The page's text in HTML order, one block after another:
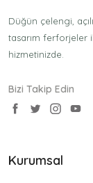
Düğün çelengi,
tasarım ferforjeler
hizmetinizde.
Bizi Takip Edin
Kurumsal